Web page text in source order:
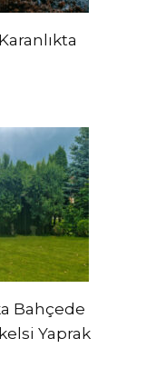
Bahçede
Yaprak